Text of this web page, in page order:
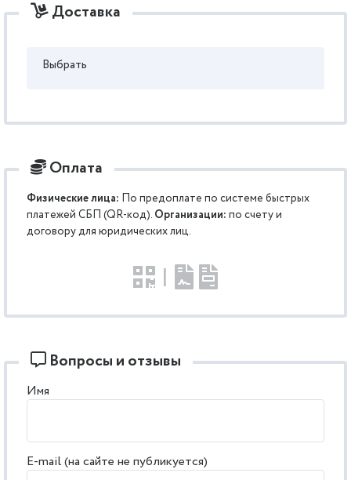
Доставка
Выбрать
Оплата
Физические лица: По предоплате по системе быстрых
платежей СБП (QR-код). Организации: по счету и
договору для юридических лиц.
|
Вопросы и отзывы
Имя
E-mail (на сайте не публикуется)